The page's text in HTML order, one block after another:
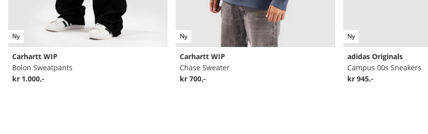
Ny
Carhartt WIP
Bolon Sweatpants
kr 1.000,-
Ny
Carhartt WIP
Chase Sweater
kr 700,-
Ny
adidas Originals
Campus 00s Sneakers
kr 945,-